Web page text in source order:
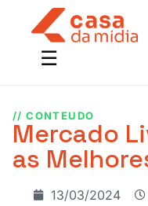
// CONTEUDO
Mercado
as
13/03/2024